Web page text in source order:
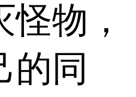
物，
的同